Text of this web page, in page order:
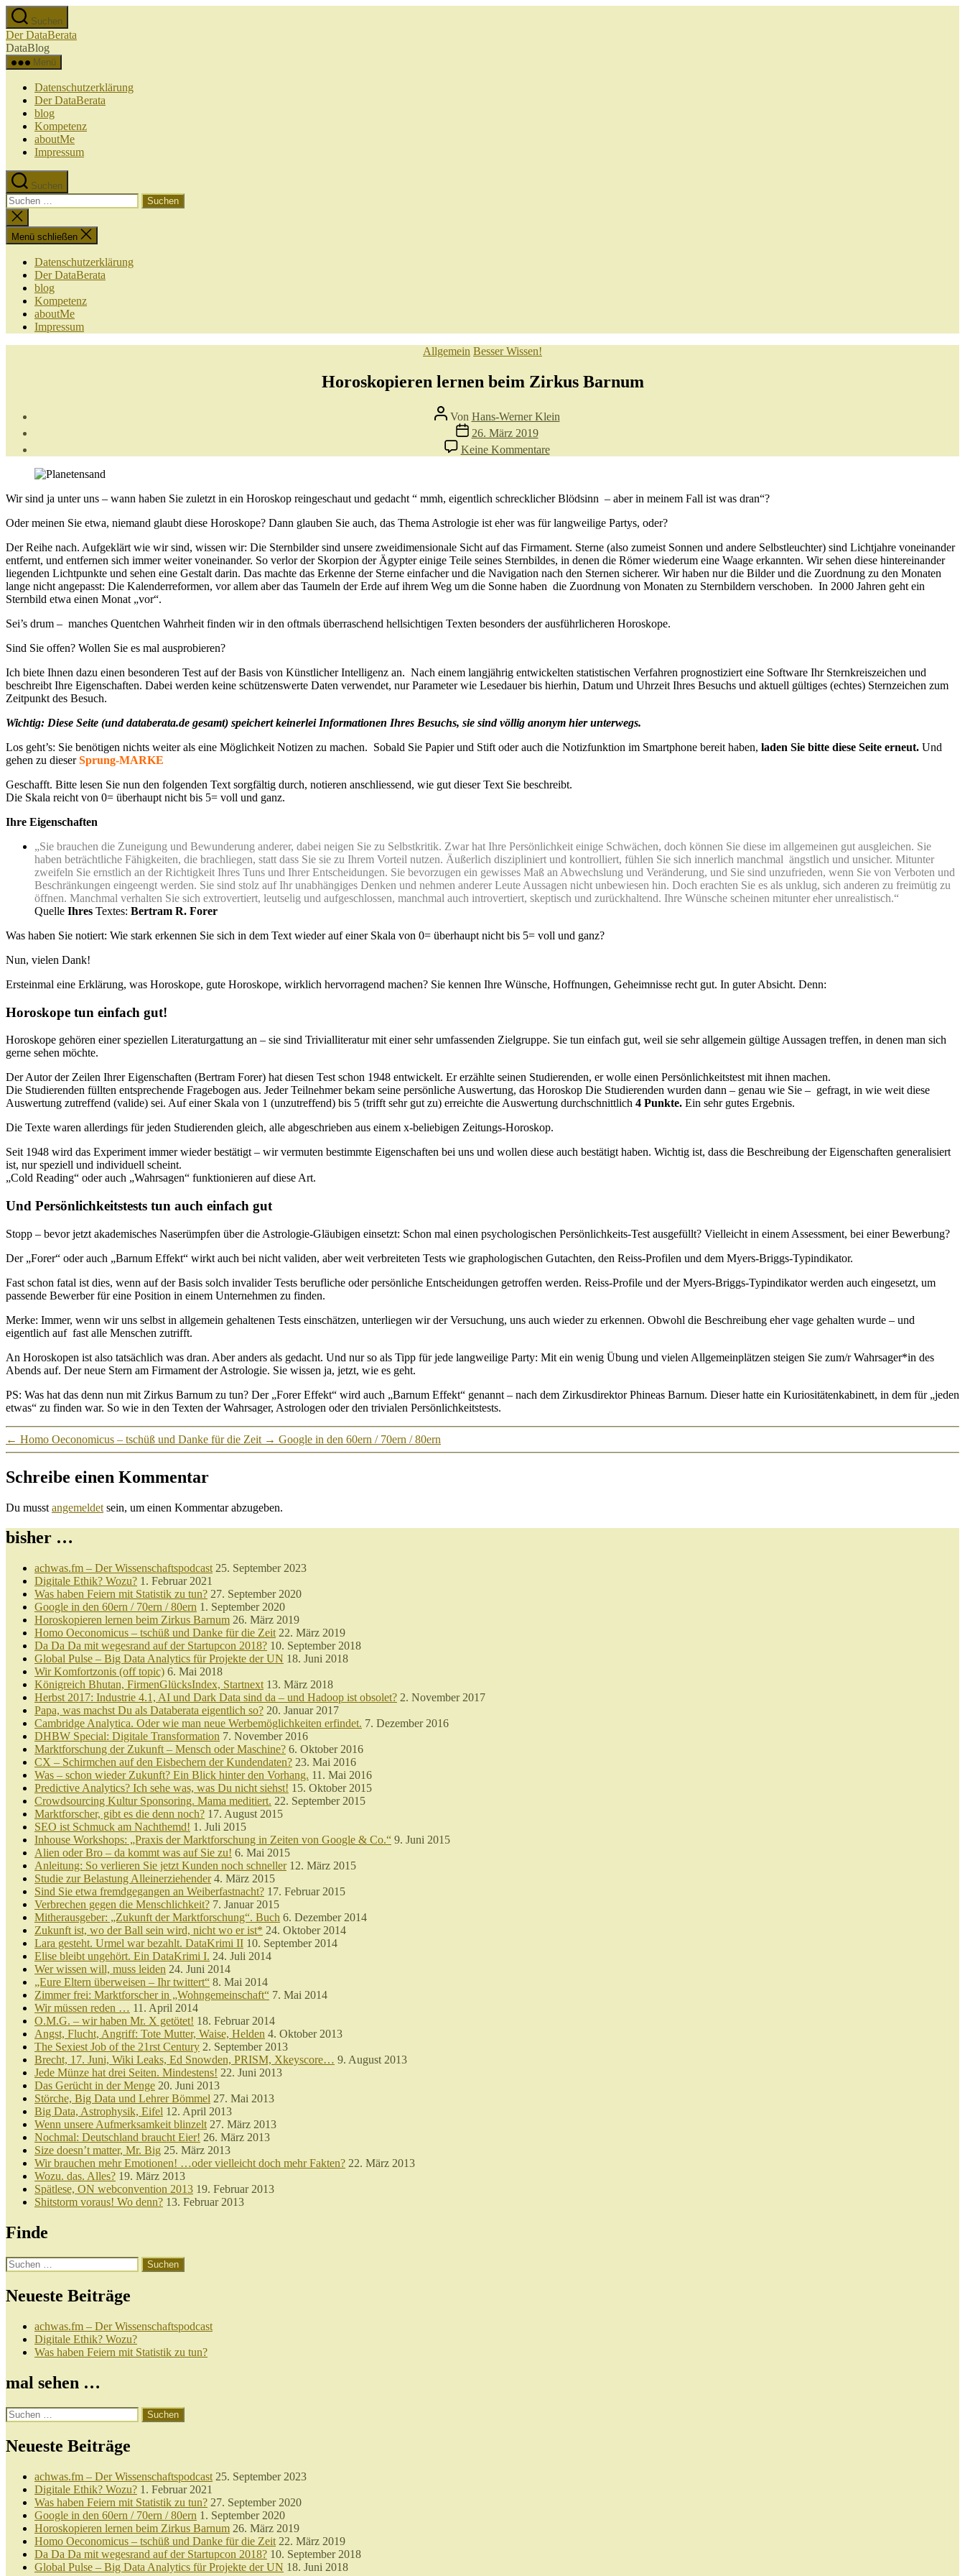
Zum
Inhalt
springen
Suchen
Der DataBerata
DataBlog
Menü
Datenschutzerklärung
Der DataBerata
blog
Kompetenz
aboutMe
Impressum
Suchen
Suchen
nach:
Suche
schließen
Menü schließen
Datenschutzerklärung
Der DataBerata
blog
Kompetenz
aboutMe
Impressum
Kategorien
Allgemein Besser Wissen!
Horoskopieren lernen beim Zirkus Barnum
Beitragsautor
Von Hans-Werner Klein
Veröffentlichungsdatum
26. März 2019
Keine Kommentarezu
Horoskopieren
Zirkus
Wir sind ja unter uns – wann haben Sie zuletzt in ein Horoskop reingeschaut und gedacht “ mmh, eigentlich schrecklicher Blödsinn – aber in meinem Fall ist was dran“?
Oder meinen Sie etwa, niemand glaubt diese Horoskope? Dann glauben Sie auch, das Thema Astrologie ist eher was für langweilige Partys, oder?
Der Reihe nach. Aufgeklärt wie wir sind, wissen wir: Die Sternbilder sind unsere zweidimensionale Sicht auf das Firmament. Sterne (also zumeist Sonnen und andere Selbstleuchter) sind Lichtjahre voneinander
entfernt, und entfernen sich immer weiter voneinander. So verlor der Skorpion der Ägypter einige Teile seines Sternbildes, in denen die Römer wiederum eine Waage erkannten. Wir sehen diese hintereinander
liegenden Lichtpunkte und sehen eine Gestalt darin. Das machte das Erkenne der Sterne einfacher und die Navigation nach den Sternen sicherer. Wir haben nur die Bilder und die Zuordnung zu den Monaten
lange nicht angepasst: Die Kalenderreformen, vor allem aber das Taumeln der Erde auf ihrem Weg um die Sonne haben die Zuordnung von Monaten zu Sternbildern verschoben. In 2000 Jahren geht ein
Sternbild etwa einen Monat „vor“.
Sei’s drum – manches Quentchen Wahrheit finden wir in den oftmals überraschend hellsichtigen Texten besonders der ausführlicheren Horoskope.
Sind Sie offen? Wollen Sie es mal ausprobieren?
Ich biete Ihnen dazu einen besonderen Test auf der Basis von Künstlicher Intelligenz an. Nach einem langjährig entwickelten statistischen Verfahren prognostiziert eine Software Ihr Sternkreiszeichen und
beschreibt Ihre Eigenschaften. Dabei werden keine schützenswerte Daten verwendet, nur Parameter wie Lesedauer bis hierhin, Datum und Uhrzeit Ihres Besuchs und aktuell gültiges (echtes) Sternzeichen zum
Zeitpunkt des Besuch.
Wichtig: Diese Seite (und databerata.de gesamt) speichert keinerlei Informationen Ihres Besuchs, sie sind völlig anonym hier unterwegs.
Los geht’s: Sie benötigen nichts weiter als eine Möglichkeit Notizen zu machen. Sobald Sie Papier und Stift oder auch die Notizfunktion im Smartphone bereit haben, laden Sie bitte diese Seite erneut. Und
gehen zu dieserSprung-MARKE
Geschafft. Bitte lesen Sie nun den folgenden Text sorgfältig durch, notieren anschliessend, wie gut dieser Text Sie beschreibt.
Die Skala reicht von 0= überhaupt nicht bis 5= voll und ganz.
Ihre Eigenschaften
„Sie brauchen die Zuneigung und Bewunderung anderer, dabei neigen Sie zu Selbstkritik. Zwar hat Ihre Persönlichkeit einige Schwächen, doch können Sie diese im allgemeinen gut ausgleichen. Sie
haben beträchtliche Fähigkeiten, die brachliegen, statt dass Sie sie zu Ihrem Vorteil nutzen. Äußerlich diszipliniert und kontrolliert, fühlen Sie sich innerlich manchmal ängstlich und unsicher. Mitunter
zweifeln Sie ernstlich an der Richtigkeit Ihres Tuns und Ihrer Entscheidungen. Sie bevorzugen ein gewisses Maß an Abwechslung und Veränderung, und Sie sind unzufrieden, wenn Sie von Verboten und
Beschränkungen eingeengt werden. Sie sind stolz auf Ihr unabhängiges Denken und nehmen anderer Leute Aussagen nicht unbewiesen hin. Doch erachten Sie es als unklug, sich anderen zu freimütig zu
öffnen. Manchmal verhalten Sie sich extrovertiert, leutselig und aufgeschlossen, manchmal auch introvertiert, skeptisch und zurückhaltend. Ihre Wünsche scheinen mitunter eher unrealistisch.“
Quelle Ihres Textes: Bertram R. Forer
Was haben Sie notiert: Wie stark erkennen Sie sich in dem Text wieder auf einer Skala von 0= überhaupt nicht bis 5= voll und ganz?
Nun, vielen Dank!
Ersteinmal eine Erklärung, was Horoskope, gute Horoskope, wirklich hervorragend machen? Sie kennen Ihre Wünsche, Hoffnungen, Geheimnisse recht gut. In guter Absicht. Denn:
Horoskope tun einfach gut!
Horoskope gehören einer speziellen Literaturgattung an – sie sind Trivialliteratur mit einer sehr umfassenden Zielgruppe. Sie tun einfach gut, weil sie sehr allgemein gültige Aussagen treffen, in denen man sich
gerne sehen möchte.
Der Autor der Zeilen Ihrer Eigenschaften (Bertram Forer) hat diesen Test schon 1948 entwickelt. Er erzählte seinen Studierenden, er wolle einen Persönlichkeitstest mit ihnen machen.
Die Studierenden füllten entsprechende Fragebogen aus. Jeder Teilnehmer bekam seine persönliche Auswertung, das Horoskop Die Studierenden wurden dann – genau wie Sie – gefragt, in wie weit diese
Auswertung zutreffend (valide) sei. Auf einer Skala von 1 (unzutreffend) bis 5 (trifft sehr gut zu) erreichte die Auswertung durchschnittlich 4 Punkte. Ein sehr gutes Ergebnis.
Die Texte waren allerdings für jeden Studierenden gleich, alle abgeschrieben aus einem x-beliebigen Zeitungs-Horoskop.
Seit 1948 wird das Experiment immer wieder bestätigt – wir vermuten bestimmte Eigenschaften bei uns und wollen diese auch bestätigt haben. Wichtig ist, dass die Beschreibung der Eigenschaften generalisiert
ist, nur speziell und individuell scheint.
„Cold Reading“ oder auch „Wahrsagen“ funktionieren auf diese Art.
Und Persönlichkeitstests tun auch einfach gut
Stopp – bevor jetzt akademisches Naserümpfen über die Astrologie-Gläubigen einsetzt: Schon mal einen psychologischen Persönlichkeits-Test ausgefüllt? Vielleicht in einem Assessment, bei einer Bewerbung?
Der „Forer“ oder auch „Barnum Effekt“ wirkt auch bei nicht validen, aber weit verbreiteten Tests wie graphologischen Gutachten, den Reiss-Profilen und dem Myers-Briggs-Typindikator.
Fast schon fatal ist dies, wenn auf der Basis solch invalider Tests berufliche oder persönliche Entscheidungen getroffen werden. Reiss-Profile und der Myers-Briggs-Typindikator werden auch eingesetzt, um
passende Bewerber für eine Position in einem Unternehmen zu finden.
Merke: Immer, wenn wir uns selbst in allgemein gehaltenen Tests einschätzen, unterliegen wir der Versuchung, uns auch wieder zu erkennen. Obwohl die Beschreibung eher vage gehalten wurde – und
eigentlich auf fast alle Menschen zutrifft.
An Horoskopen ist also tatsächlich was dran. Aber anders als gedacht. Und nur so als Tipp für jede langweilige Party: Mit ein wenig Übung und vielen Allgemeinplätzen steigen Sie zum/r Wahrsager*in des
Abends auf. Der neue Stern am Firmament der Astrologie. Sie wissen ja, jetzt, wie es geht.
PS: Was hat das denn nun mit Zirkus Barnum zu tun? Der „Forer Effekt“ wird auch „Barnum Effekt“ genannt – nach dem Zirkusdirektor Phineas Barnum. Dieser hatte ein Kuriositätenkabinett, in dem für „jeden
etwas“ zu finden war. So wie in den Texten der Wahrsager, Astrologen oder den trivialen Persönlichkeitstests.
← Homo Oeconomicus – tschüß und Danke für die Zeit → Google in den 60ern / 70ern / 80ern
Schreibe einen Kommentar
Du musst angemeldet sein, um einen Kommentar abzugeben.
bisher …
achwas.fm – Der Wissenschaftspodcast 25. September 2023
Digitale Ethik? Wozu? 1. Februar 2021
Was haben Feiern mit Statistik zu tun? 27. September 2020
Google in den 60ern / 70ern / 80ern 1. September 2020
Horoskopieren lernen beim Zirkus Barnum 26. März 2019
Homo Oeconomicus – tschüß und Danke für die Zeit 22. März 2019
Da Da Da mit wegesrand auf der Startupcon 2018? 10. September 2018
Global Pulse – Big Data Analytics für Projekte der UN 18. Juni 2018
Wir Komfortzonis (off topic) 6. Mai 2018
Königreich Bhutan, FirmenGlücksIndex, Startnext 13. März 2018
Herbst 2017: Industrie 4.1, AI und Dark Data sind da – und Hadoop ist obsolet? 2. November 2017
Papa, was machst Du als Databerata eigentlich so? 20. Januar 2017
Cambridge Analytica. Oder wie man neue Werbemöglichkeiten erfindet. 7. Dezember 2016
DHBW Special: Digitale Transformation 7. November 2016
Marktforschung der Zukunft – Mensch oder Maschine? 6. Oktober 2016
CX – Schirmchen auf den Eisbechern der Kundendaten? 23. Mai 2016
Was – schon wieder Zukunft? Ein Blick hinter den Vorhang. 11. Mai 2016
Predictive Analytics? Ich sehe was, was Du nicht siehst! 15. Oktober 2015
Crowdsourcing Kultur Sponsoring. Mama meditiert. 22. September 2015
Marktforscher, gibt es die denn noch? 17. August 2015
SEO ist Schmuck am Nachthemd! 1. Juli 2015
Inhouse Workshops: „Praxis der Marktforschung in Zeiten von Google & Co.“ 9. Juni 2015
Alien oder Bro – da kommt was auf Sie zu! 6. Mai 2015
Anleitung: So verlieren Sie jetzt Kunden noch schneller 12. März 2015
Studie zur Belastung Alleinerziehender 4. März 2015
Sind Sie etwa fremdgegangen an Weiberfastnacht? 17. Februar 2015
Verbrechen gegen die Menschlichkeit? 7. Januar 2015
Mitherausgeber: „Zukunft der Marktforschung“. Buch 6. Dezember 2014
Zukunft ist, wo der Ball sein wird, nicht wo er ist* 24. Oktober 2014
Lara gesteht. Urmel war bezahlt. DataKrimi II 10. September 2014
Elise bleibt ungehört. Ein DataKrimi I. 24. Juli 2014
Wer wissen will, muss leiden 24. Juni 2014
„Eure Eltern überweisen – Ihr twittert“ 8. Mai 2014
Zimmer frei: Marktforscher in „Wohngemeinschaft“ 7. Mai 2014
Wir müssen reden … 11. April 2014
O.M.G. – wir haben Mr. X getötet! 18. Februar 2014
Angst, Flucht, Angriff: Tote Mutter, Waise, Helden 4. Oktober 2013
The Sexiest Job of the 21rst Century 2. September 2013
Brecht, 17. Juni, Wiki Leaks, Ed Snowden, PRISM, Xkeyscore… 9. August 2013
Jede Münze hat drei Seiten. Mindestens! 22. Juni 2013
Das Gerücht in der Menge 20. Juni 2013
Störche, Big Data und Lehrer Bömmel 27. Mai 2013
Big Data, Astrophysik, Eifel 12. April 2013
Wenn unsere Aufmerksamkeit blinzelt 27. März 2013
Nochmal: Deutschland braucht Eier! 26. März 2013
Size doesn’t matter, Mr. Big 25. März 2013
Wir brauchen mehr Emotionen! …oder vielleicht doch mehr Fakten? 22. März 2013
Wozu. das. Alles? 19. März 2013
Spätlese, ON webconvention 2013 19. Februar 2013
Shitstorm voraus! Wo denn? 13. Februar 2013
Finde
Suchen
nach:
Neueste Beiträge
achwas.fm – Der Wissenschaftspodcast
Digitale Ethik? Wozu?
Was haben Feiern mit Statistik zu tun?
mal sehen …
Suchen
nach:
Neueste Beiträge
achwas.fm – Der Wissenschaftspodcast 25. September 2023
Digitale Ethik? Wozu? 1. Februar 2021
Was haben Feiern mit Statistik zu tun? 27. September 2020
Google in den 60ern / 70ern / 80ern 1. September 2020
Horoskopieren lernen beim Zirkus Barnum 26. März 2019
Homo Oeconomicus – tschüß und Danke für die Zeit 22. März 2019
Da Da Da mit wegesrand auf der Startupcon 2018? 10. September 2018
Global Pulse – Big Data Analytics für Projekte der UN 18. Juni 2018